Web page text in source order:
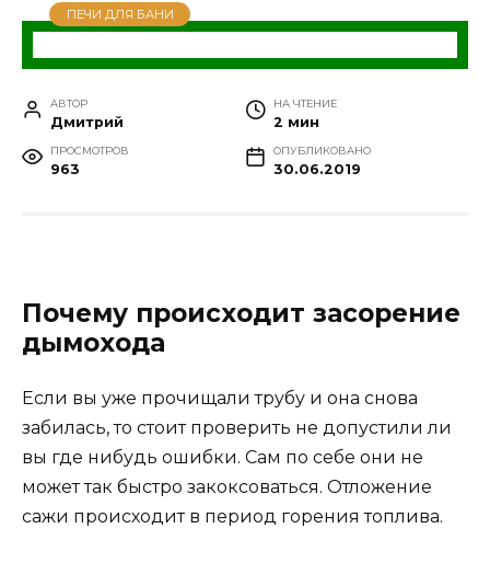
ПЕЧИ ДЛЯ БАНИ
АВТОР
Дмитрий
НА ЧТЕНИЕ
2 мин
ПРОСМОТРОВ
963
ОПУБЛИКОВАНО
30.06.2019
Почему происходит засорение
дымохода
Если вы уже прочищали трубу и она снова
забилась, то стоит проверить не допустили ли
вы где нибудь ошибки. Сам по себе они не
может так быстро закоксоваться. Отложение
сажи происходит в период горения топлива.